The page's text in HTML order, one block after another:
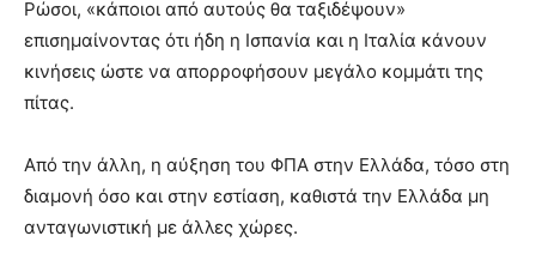
Ρώσοι, «κάποιοι από αυτούς θα ταξιδέψουν»
επισημαίνοντας ότι ήδη η Ισπανία και η Ιταλία κάνουν
κινήσεις ώστε να απορροφήσουν μεγάλο κομμάτι της
πίτας.
Από την άλλη, η αύξηση του ΦΠΑ στην Ελλάδα, τόσο στη
διαμονή όσο και στην εστίαση, καθιστά την Ελλάδα μη
ανταγωνιστική με άλλες χώρες.